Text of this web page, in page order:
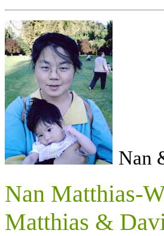
Nan
Nan Matthias-
Matthias &